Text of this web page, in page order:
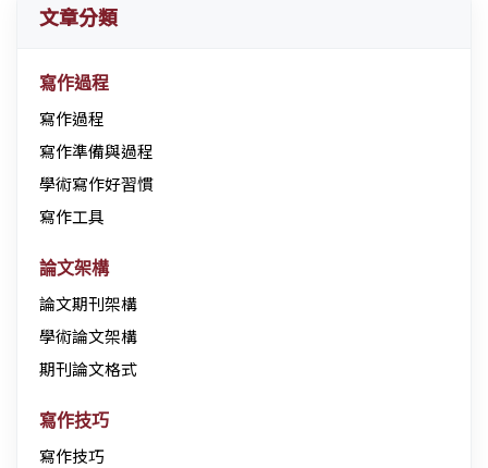
文章分類
寫作過程
寫作過程
寫作準備與過程
學術寫作好習慣
寫作工具
論文架構
論文期刊架構
學術論文架構
期刊論文格式
寫作技巧
寫作技巧